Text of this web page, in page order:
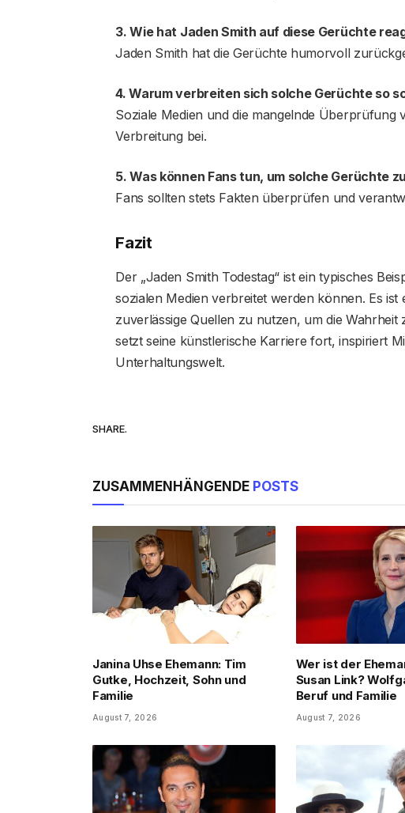
3. Wie hat Jaden Smith auf diese Gerüchte
Jaden Smith hat die Gerüchte humorvoll
4. Warum verbreiten sich solche Gerüchte so
Soziale Medien und die mangelnde
Verbreitung bei.
5. Was können Fans tun, um solche Gerüchte
Fans sollten stets Fakten überprüfen und
Fazit
Der „Jaden Smith Todestag“ ist ein typisches
sozialen Medien verbreitet werden können. Es
zuverlässige Quellen zu nutzen, um die
setzt seine künstlerische Karriere fort, inspiriert
Unterhaltungswelt.
SHARE.
ZUSAMMENHÄNGENDE POSTS
Janina Uhse Ehemann: Tim
Gutke, Hochzeit, Sohn und
Familie
August 7, 2026
Wer ist der
Susan Link?
Beruf und Familie
August 7, 2026